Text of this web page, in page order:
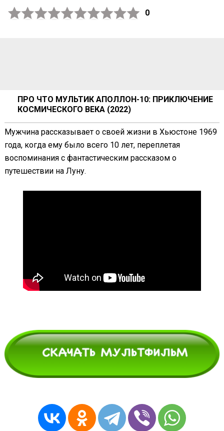
0
ПРО ЧТО МУЛЬТИК АПОЛЛОН-10: ПРИКЛЮЧЕНИЕ
КОСМИЧЕСКОГО ВЕКА (2022)
Мужчина рассказывает о своей жизни в Хьюстоне 1969
года, когда ему было всего 10 лет, переплетая
воспоминания с фантастическим рассказом о
путешествии на Луну.